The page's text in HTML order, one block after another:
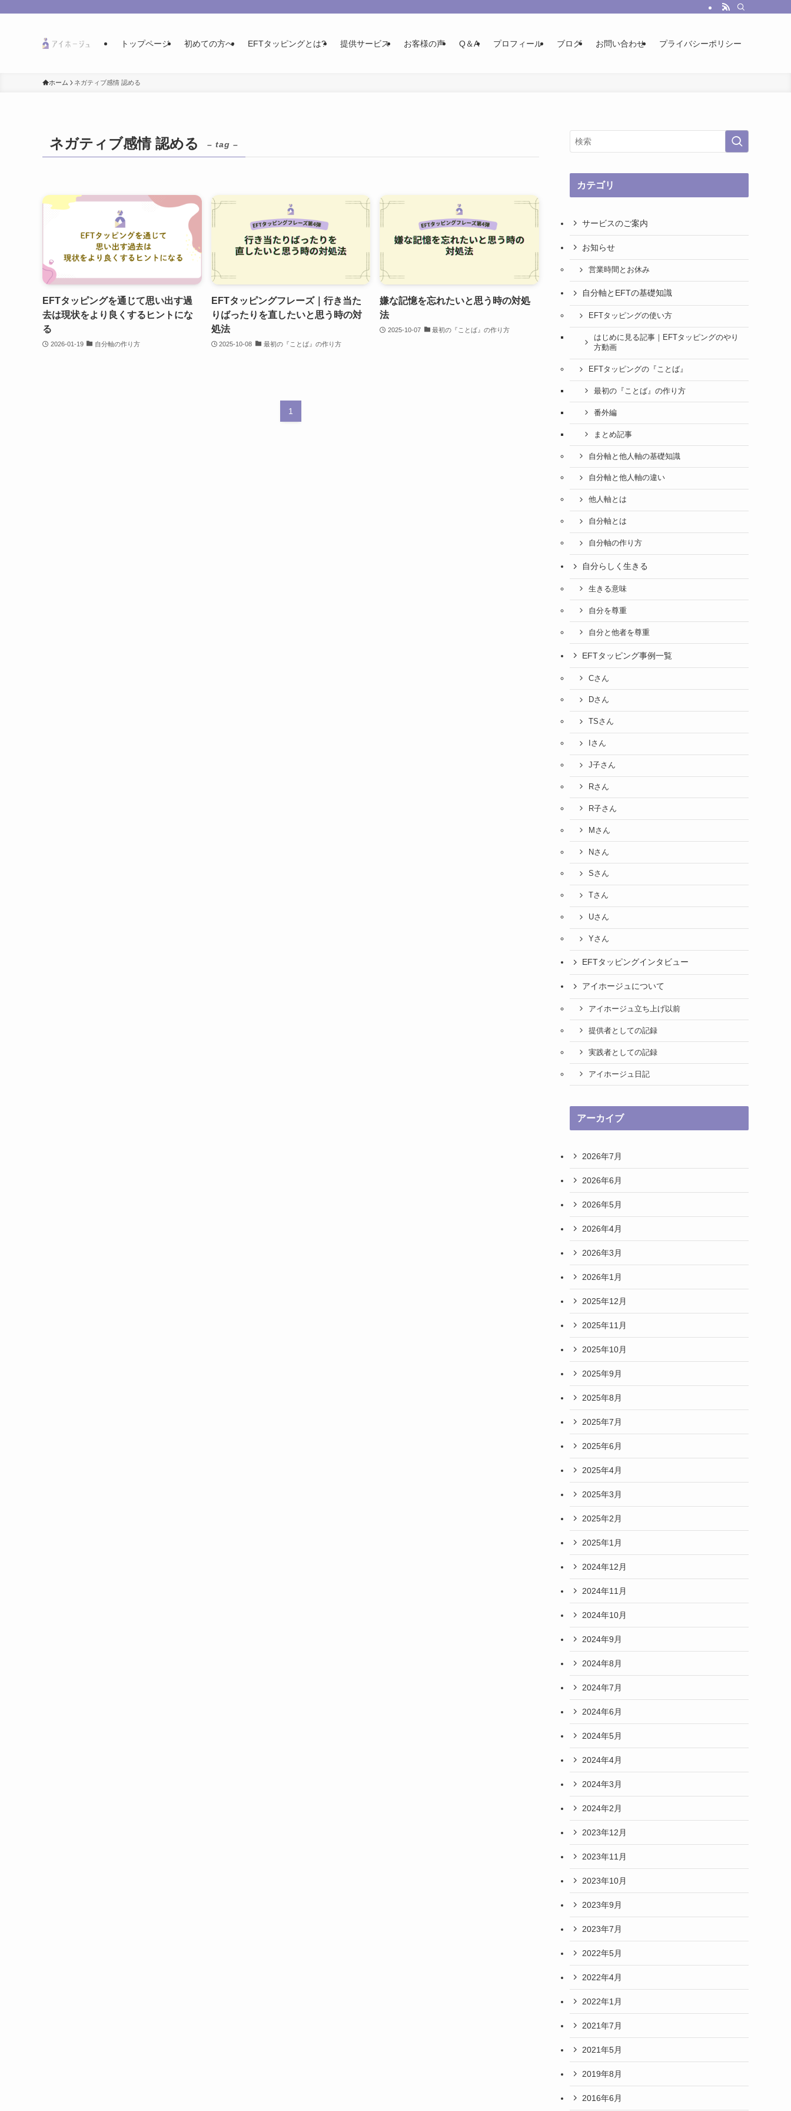
トップページ 初めての方へ EFTタッピングとは? 提供サービス お客様の声 Q＆A プロフィール ブログ お問い合わせ プライバシーポリシー
ホーム ネガティブ感情 認める
ネガティブ感情 認める – tag –
EFTタッピングを通じて思い出す過
去は現状をより良くするヒントにな
る
2026-01-19 自分軸の作り方
EFTタッピングフレーズ｜行き当た
りばったりを直したいと思う時の対
処法
2025-10-08 最初の『ことば』の作り方
嫌な記憶を忘れたいと思う時の対処
法
2025-10-07 最初の『ことば』の作り方
1
カテゴリ
サービスのご案内
お知らせ
営業時間とお休み
自分軸とEFTの基礎知識
EFTタッピングの使い方
はじめに見る記事｜EFTタッピングのやり
方動画
EFTタッピングの『ことば』
最初の『ことば』の作り方
番外編
まとめ記事
自分軸と他人軸の基礎知識
自分軸と他人軸の違い
他人軸とは
自分軸とは
自分軸の作り方
自分らしく生きる
生きる意味
自分を尊重
自分と他者を尊重
EFTタッピング事例一覧
Cさん
Dさん
TSさん
Iさん
J子さん
Rさん
R子さん
Mさん
Nさん
Sさん
Tさん
Uさん
Yさん
EFTタッピングインタビュー
アイホージュについて
アイホージュ立ち上げ以前
提供者としての記録
実践者としての記録
アイホージュ日記
アーカイブ
2026年7月
2026年6月
2026年5月
2026年4月
2026年3月
2026年1月
2025年12月
2025年11月
2025年10月
2025年9月
2025年8月
2025年7月
2025年6月
2025年4月
2025年3月
2025年2月
2025年1月
2024年12月
2024年11月
2024年10月
2024年9月
2024年8月
2024年7月
2024年6月
2024年5月
2024年4月
2024年3月
2024年2月
2023年12月
2023年11月
2023年10月
2023年9月
2023年7月
2022年5月
2022年4月
2022年1月
2021年7月
2021年5月
2019年8月
2016年6月